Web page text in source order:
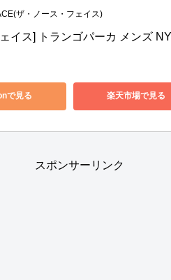
ザ・ノース・フェイス)
イス] トランゴパーカ メンズ
で見る 楽天市場で見る
スポンサーリンク